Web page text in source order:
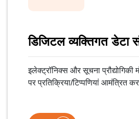
डिजिटल व्यक्तिगत डेटा
इलेक्ट्रॉनिक्स और सूचना
पर प्रतिक्रिया/टिप्पणियां आमंत्रित